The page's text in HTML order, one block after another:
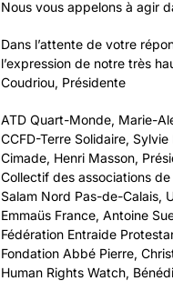
Nous vous appelons à agir
Dans l’attente de votre
l’expression de notre très
Coudriou, Présidente
ATD Quart-Monde, Marie-
CCFD-Terre Solidaire,
Cimade, Henri Masson,
Collectif des associations
Salam Nord Pas-de-Calais,
Emmaüs France, Antoine
Fédération Entraide
Fondation Abbé Pierre,
Human Rights Watch,